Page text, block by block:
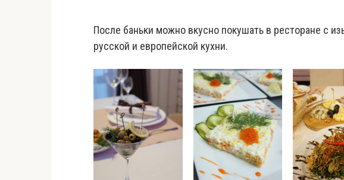
После баньки можно вкусно покушать в ресторане с
русской и европейской кухни.